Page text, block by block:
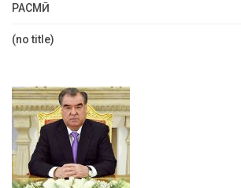
РАСМӢ
(no title)